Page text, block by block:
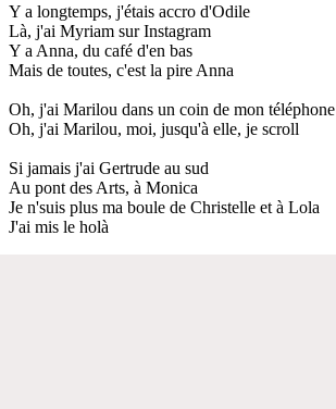
Y a longtemps, j'étais accro d'Odile
Là, j'ai Myriam sur Instagram
Y a Anna, du café d'en bas
Mais de toutes, c'est la pire Anna
Oh, j'ai Marilou dans un coin de mon téléphone
Oh, j'ai Marilou, moi, jusqu'à elle, je scroll
Si jamais j'ai Gertrude au sud
Au pont des Arts, à Monica
Je n'suis plus ma boule de Christelle et à Lola
J'ai mis le holà